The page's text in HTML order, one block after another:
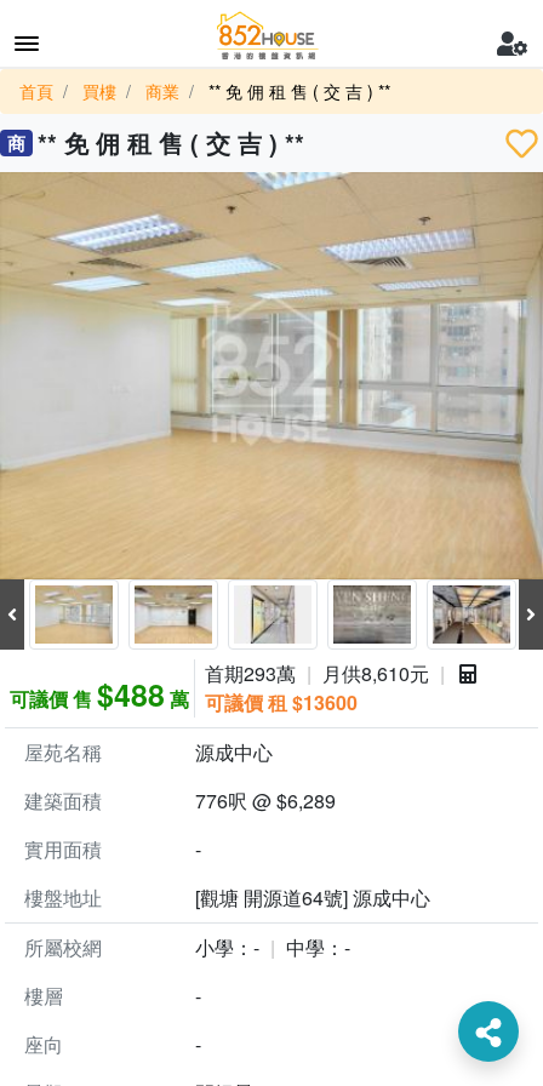
首頁 買樓 商業 ** 免 佣 租 售 ( 交 吉 ) **
商 ** 免 佣 租 售 ( 交 吉 ) **
可議價 售 $488 萬
首期293萬
月供8,610元
可議價 租 $13600
屋苑名稱
源成中心
建築面積
776呎 @ $6,289
實用面積
-
樓盤地址
[觀塘 開源道64號] 源成中心
所屬校網
小學：-
中學：-
樓層
-
座向
-